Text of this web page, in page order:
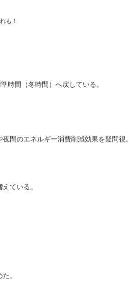
も！
時間（冬時間）へ戻している。
間のエネルギー消費削減効果を疑問視。
ている。
。